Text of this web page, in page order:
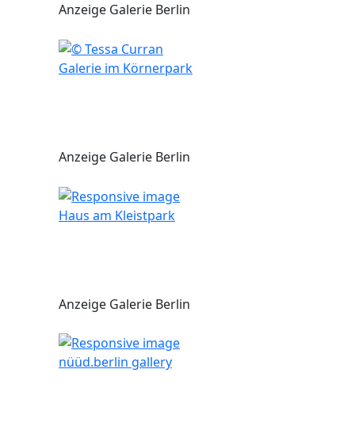
Anzeige Galerie Berlin
Galerie im Körnerpark
Anzeige Galerie Berlin
Haus am Kleistpark
Anzeige Galerie Berlin
nüüd.berlin gallery